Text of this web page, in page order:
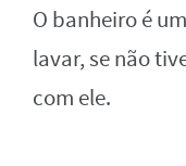
O banheiro é
lavar, se não
com ele.